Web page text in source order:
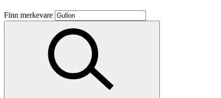
Butikker
Mat og drikke
Aktiviteter
Finn merkevare